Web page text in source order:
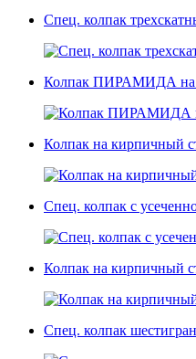
Спец. колпак
Колпак ПИРАМИДА на
Колпак на кирпичный
Спец. колпак с
Колпак на кирпичный
Спец. колпак